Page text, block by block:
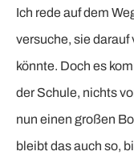
Ich rede auf dem
versuche, sie
könnte. Doch es
der Schule, nichts
nun einen großen
bleibt das auch so,